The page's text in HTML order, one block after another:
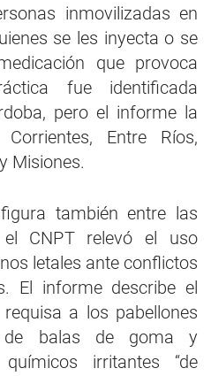
inmovilizadas en
se les inyecta o se
que provoca
fue identificada
pero el informe la
Entre Ríos,
Misiones.
también entre las
el CNPT relevó el uso
letales ante conflictos
El informe describe el
a los pabellones
de balas de goma y
irritantes “de